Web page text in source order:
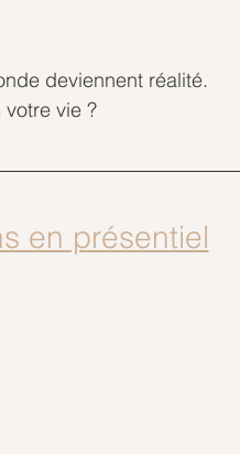
deviennent réalité.
vie ?
en présentiel